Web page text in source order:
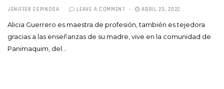
JENIFFER ESPINOSA LEAVE A COMMENT ABRIL 23, 2022
Alicia Guerrero es maestra de profesión, también es tejedora
gracias a las enseñanzas de su madre, vive en la comunidad de
Panimaquim, del…